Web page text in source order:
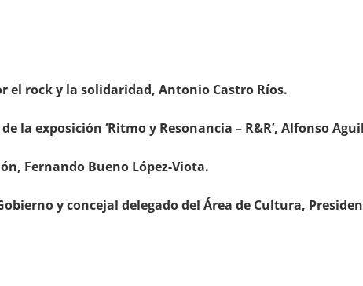
el rock y la solidaridad, Antonio Castro Ríos.
la exposición ‘Ritmo y Resonancia – R&R’, Alfonso
Fernando Bueno López-Viota.
y concejal delegado del Área de Cultura,